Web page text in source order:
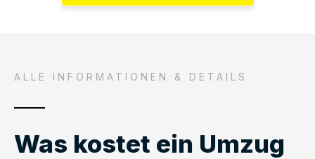
ALLE INFORMATIONEN & DETAILS
Was kostet ein Umzug